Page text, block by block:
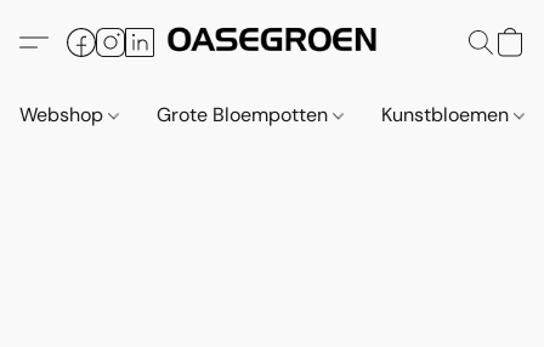
Webshop Grote Bloempotten Kunstbloemen